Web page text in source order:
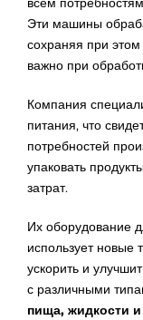
Эти машины
сохраняя при этом
важно при
Компания
питания, что
потребностей
упаковать
затрат.
Их оборудование
использует новые
ускорить и
с различными
пища, жидкости